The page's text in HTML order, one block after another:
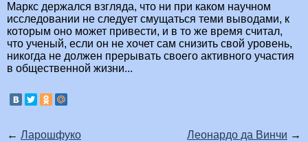
Маркс держался взгляда, что ни при каком научном
исследовании не следует смущаться теми выводами, к
которым оно может привести, и в то же время считал,
что ученый, если он не хочет сам снизить свой уровень,
никогда не должен прерывать своего активного участия
в общественной жизни...
← Ларошфуко Леонардо да Винчи →